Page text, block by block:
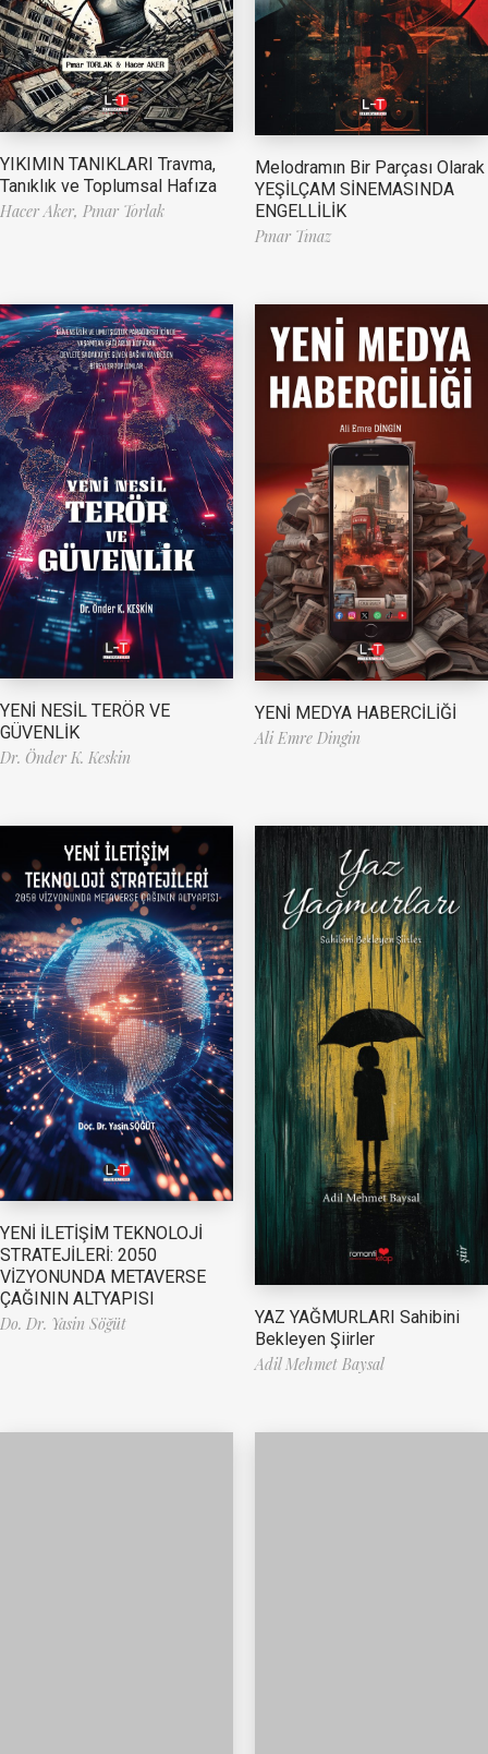
YIKIMIN TANIKLARI Travma,
Tanıklık ve Toplumsal Hafıza
Hacer Aker, Pınar Torlak
Melodramın Bir Parçası Olarak
YEŞİLÇAM SİNEMASINDA
ENGELLİLİK
Pınar Tınaz
YENİ NESİL TERÖR VE
GÜVENLİK
Dr. Önder K. Keskin
YENİ MEDYA HABERCİLİĞİ
Ali Emre Dingin
YENİ İLETİŞİM TEKNOLOJİ
STRATEJİLERİ: 2050
VİZYONUNDA METAVERSE
ÇAĞININ ALTYAPISI
Do. Dr. Yasin Söğüt
YAZ YAĞMURLARI Sahibini
Bekleyen Şiirler
Adil Mehmet Baysal